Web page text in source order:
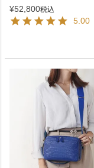
¥52,800税込
5.00